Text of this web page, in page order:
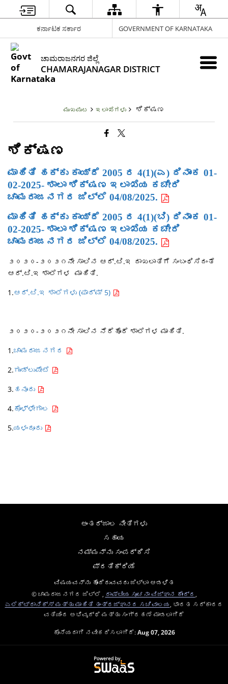
ಕರ್ನಾಟಕ ಸರ್ಕಾರ GOVERNMENT OF KARNATAKA
ಚಾಮರಾಜನಗರ ಜಿಲ್ಲೆ
CHAMARAJANAGAR DISTRICT
ಮುಖಪುಟ ಇಲಾಖೆಗಳು ಶಿಕ್ಷಣ
ಶಿಕ್ಷಣ
ಮಾಹಿತಿ ಹಕ್ಕು ಕಾಯ್ದೆ 2005 ರ 4(1)(ಎ) ದಿನಾಂಕ 01-
02-2025- ಶಾಲಾ ಶಿಕ್ಷಣ ಇಲಾಖೆಯ ಕಚೇರಿ
ಚಾಮರಾಜನಗರ ಜಿಲ್ಲೆ 04/08/2025.
ಮಾಹಿತಿ ಹಕ್ಕು ಕಾಯ್ದೆ 2005 ರ 4(1)(ಬಿ) ದಿನಾಂಕ 01-
02-2025- ಶಾಲಾ ಶಿಕ್ಷಣ ಇಲಾಖೆಯ ಕಚೇರಿ
ಚಾಮರಾಜನಗರ ಜಿಲ್ಲೆ 04/08/2025.
೨೦೨೦-೨೦೨೧ನೇ ಸಾಲಿನ ಆರ್.ಟಿ.ಇ ದಾಖಲಾತಿಗೆ ಸಂಬಂಧಿಸಿದಂತೆ
ಆರ್.ಟಿ.ಇ ಶಾಲೆಗಳ ಮಾಹಿತಿ.
1.ಆರ್.ಟಿ.ಇ ಶಾಲೆಗಳು (ಫಾರ್ಮ್ 5)
೨೦೨೦-೨೦೨೧ನೇ ಸಾಲಿನ ನೆರೆಹೊರೆ ಶಾಲೆಗಳ ಮಾಹಿತಿ.
1.ಚಾಮರಾಜನಗರ
2.ಗುಂಡ್ಲುಪೇಟೆ
3. ಹನೂರು
4.ಕೊಳ್ಳೇಗಾಲ
5.ಯಳಂದೂರು
ಅಂತರ್ಜಾಲ ನೀತಿಗಳು
ಸಹಾಯ
ನಮ್ಮನ್ನು ಸಂಪರ್ಕಿಸಿ
ಪ್ರತಿಕ್ರಿಯೆ
ವಿಷಯವನ್ನು ಹೊಂದಿರುವವರು ಜಿಲ್ಲಾ ಆಡಳಿತ
© ಚಾಮರಾಜನಗರ ಜಿಲ್ಲೆ ,
ರಾಷ್ಟೀಯ ಸೂಚನಾ ವಿಜ್ಞಾನ ಕೇಂದ್ರ
ಎಲೆಕ್ಟ್ರಾನಿಕ್ಸ್ ಮತ್ತು ಮಾಹಿತಿ ತಂತ್ರಜ್ಞಾನದ ಸಚಿವಾಲಯ , ಭಾರತ ಸರ್ಕಾರದ
ವತಿಯಿಂದ ಅಭಿವೃದ್ಧಿ ಮತ್ತು ಸಂಗ್ರಹಣೆ ಮಾಡಲಾಗಿದೆ
ಕೊನೆಯದಾಗಿ ನವೀಕರಿಸಲಾಗಿದೆ:Aug 07, 2026